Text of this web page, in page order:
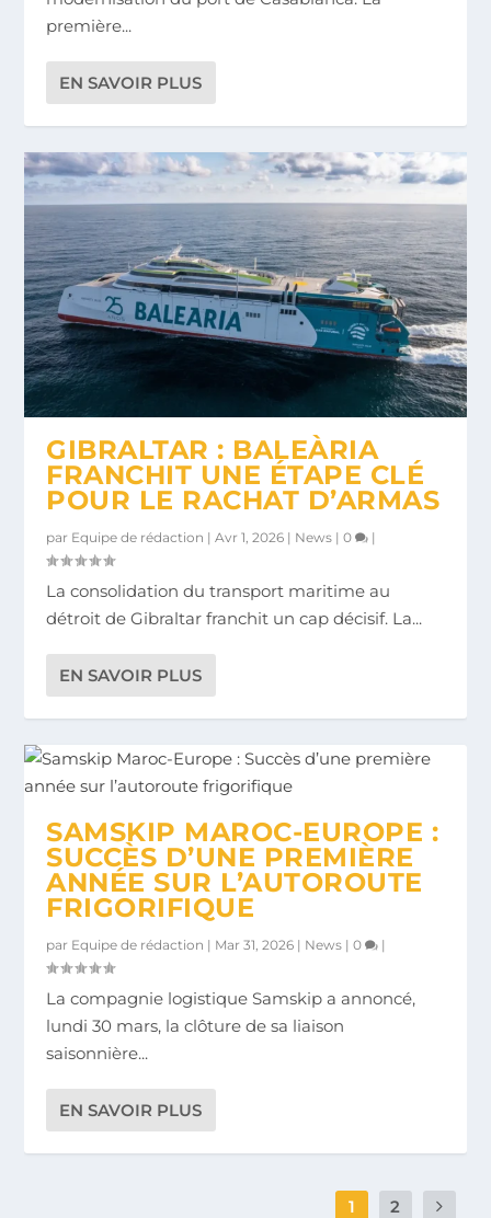
première...
EN SAVOIR PLUS
GIBRALTAR : BALEÀRIA
FRANCHIT UNE ÉTAPE CLÉ
POUR LE RACHAT D’ARMAS
par Equipe de rédaction |Avr 1, 2026 | News |0 |
La consolidation du transport maritime au
détroit de Gibraltar franchit un cap décisif. La...
EN SAVOIR PLUS
SAMSKIP MAROC-EUROPE :
SUCCÈS D’UNE PREMIÈRE
ANNÉE SUR L’AUTOROUTE
FRIGORIFIQUE
par Equipe de rédaction | Mar 31, 2026 | News |0 |
La compagnie logistique Samskip a annoncé,
lundi 30 mars, la clôture de sa liaison
saisonnière...
EN SAVOIR PLUS
1 2